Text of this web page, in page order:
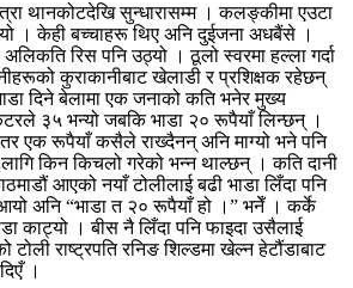
थानकोटदेखि सुन्धारासम्म । कलङ्कीमा एउटा
। केही बच्चाहरू थिए अनि दुईजना अधबैंसे ।
रिस पनि उठ्यो । ठूलो स्वरमा हल्ला गर्दा
कुराकानीबाट खेलाडी र प्रशिक्षक रहेछन्
दिने बेलामा एक जनाको कति भनेर मुख्य
३५ भन्यो जबकि भाडा २० रूपैयाँ लिन्छन् ।
एक रूपैयाँ कसैले राख्दैनन् अनि माग्यो भने पनि
किन किचलो गरेको भन्न थाल्छन् । कति दानी
आएको नयाँ टोलीलाई बढी भाडा लिँदा पनि
अनि “भाडा त २० रूपैयाँ हो ।” भनेँ । कर्के
काट्यो । बीस नै लिँदा पनि फाइदा उसैलाई
राष्ट्रपति रनिङ शिल्डमा खेल्न हेटौंडाबाट
।